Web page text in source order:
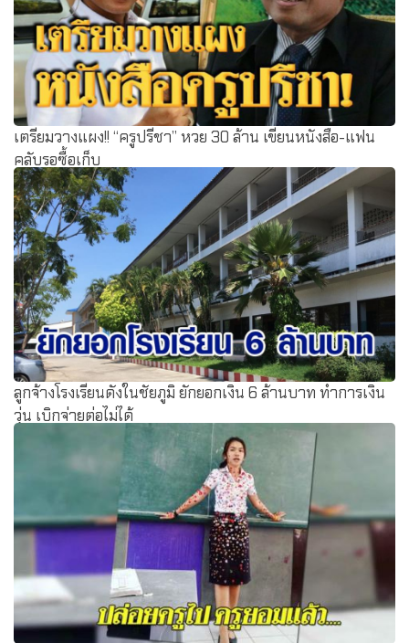
เตรียมวางแผง!! “ครูปรีชา” หวย 30 ล้าน เขียนหนังสือ-แฟน
คลับรอซื้อเก็บ
ลูกจ้างโรงเรียนดังในชัยภูมิ ยักยอกเงิน 6 ล้านบาท ทำการเงิน
วุ่น เบิกจ่ายต่อไม่ได้